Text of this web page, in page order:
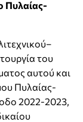
Πυλαίας-
του
αυτού και
Πυλαίας-
2022-2023,